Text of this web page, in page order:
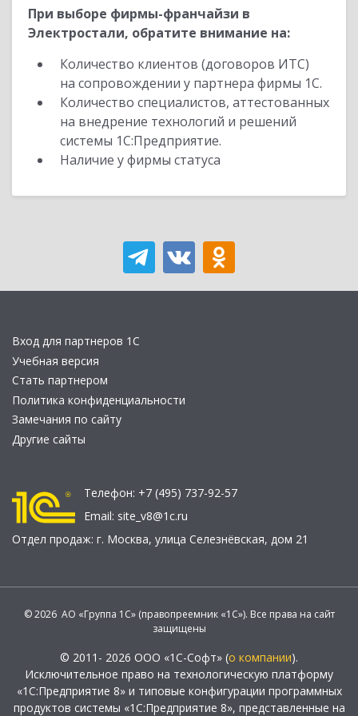
При выборе фирмы-франчайзи в
Электростали, обратите внимание на:
Количество клиентов (договоров ИТС)
на сопровождении у партнера фирмы 1С.
Количество специалистов, аттестованных
на внедрение технологий и решений
системы 1С:Предприятие.
Наличие у фирмы статуса
Вход для партнеров 1С
Учебная версия
Стать партнером
Политика конфиденциальности
Замечания по сайту
Другие сайты
Телефон: +7 (495) 737-92-57
Email: site_v8@1c.ru
Отдел продаж: г. Москва, улица Селезнёвская, дом 21
© 2026 АО «Группа 1С» (правопреемник «1С»). Все права на сайт
защищены
© 2011- 2026 ООО «1С-Софт» (о компании).
Исключительное право на технологическую платформу
«1С:Предприятие 8» и типовые конфигурации программных
продуктов системы «1С:Предприятие 8», представленные на